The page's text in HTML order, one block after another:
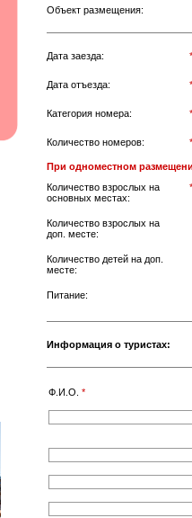
Объект размещения:
Дата заезда: *
Дата отъезда: *
Категория номера: *
Количество номеров: *
При одноместном
Количество взрослых на
основных местах:
*
Количество взрослых на
доп. месте:
Количество детей на доп.
месте:
Питание:
Информация о туристах:
Ф.И.О. *